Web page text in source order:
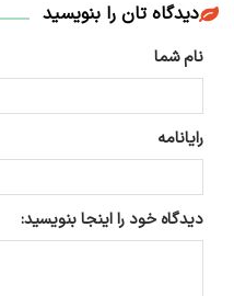
دیدگاه تان را بنویسید
نام شما
رایانامه
دیدگاه خود را اینجا بنویسید: